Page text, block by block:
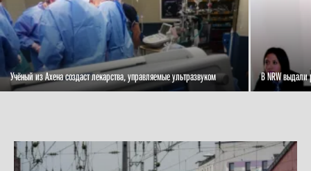
Учёный из Ахена создаст лекарства, управляемые ультразвуком В NRW выдали